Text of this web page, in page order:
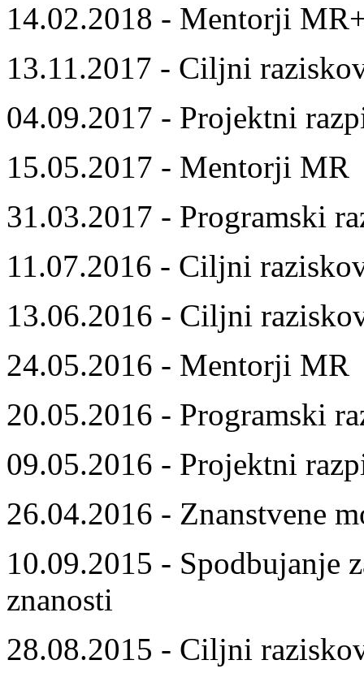
14.02.2018 - Mentorji
13.11.2017 - Ciljni
04.09.2017 - Projektni
15.05.2017 - Mentorji MR
31.03.2017 - Programski
11.07.2016 - Ciljni
13.06.2016 - Ciljni
24.05.2016 - Mentorji MR
20.05.2016 - Programski
09.05.2016 - Projektni
26.04.2016 - Znanstvene
10.09.2015 - Spodbujanje
znanosti
28.08.2015 - Ciljni